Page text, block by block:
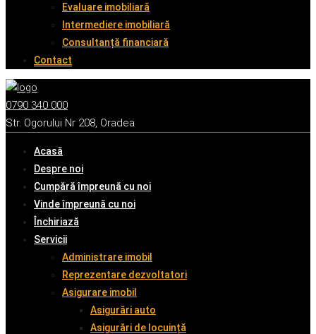
Evaluare imobiliară
Intermediere imobiliară
Consultanță financiară
Contact
0790 340 000
Str. Ogorului Nr 208, Oradea
Acasă
Despre noi
Cumpără împreună cu noi
Vinde împreună cu noi
Închiriază
Servicii
Administrare imobil
Reprezentare dezvoltatori
Asigurare imobil
Asigurări auto
Asigurări de locuință